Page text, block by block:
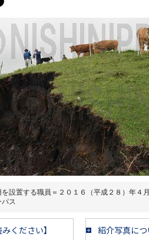
設置する職員＝２０１６（平成２８）年４
ス
ください】 紹介写真に